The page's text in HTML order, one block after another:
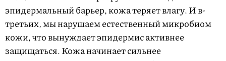
эпидермальный барьер, кожа теряет влагу. И в-
третьих, мы нарушаем естественный микробиом
кожи, что вынуждает эпидермис активнее
защищаться. Кожа начинает сильнее